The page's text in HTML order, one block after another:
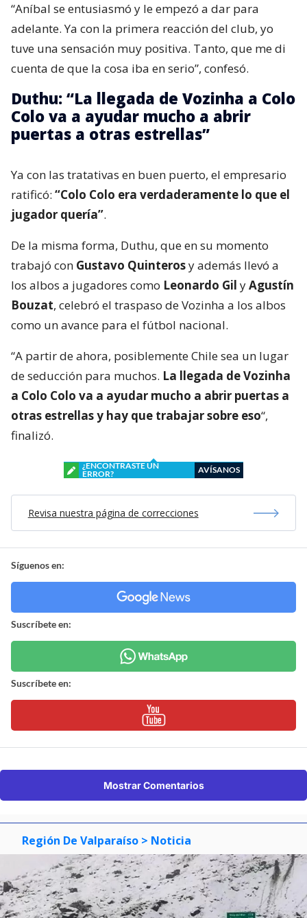
“Aníbal se entusiasmó y le empezó a dar para
adelante. Ya con la primera reacción del club, yo
tuve una sensación muy positiva. Tanto, que me di
cuenta de que la cosa iba en serio”, confesó.
Duthu: “La llegada de Vozinha a Colo
Colo va a ayudar mucho a abrir
puertas a otras estrellas”
Ya con las tratativas en buen puerto, el empresario
ratificó: “Colo Colo era verdaderamente lo que el
jugador quería”.
De la misma forma, Duthu, que en su momento
trabajó con Gustavo Quinterosy además llevó a
los albos a jugadores como Leonardo Gil yAgustín
Bouzat, celebró el traspaso de Vozinha a los albos
como un avance para el fútbol nacional.
“A partir de ahora, posiblemente Chile sea un lugar
de seducción para muchos. La llegada de Vozinha
a Colo Colo va a ayudar mucho a abrir puertas a
otras estrellas y hay que trabajar sobre eso“,
finalizó.
¿ENCONTRASTE UN
ERROR?
AVÍSANOS
Revisa nuestra página de correcciones
Síguenos en:
Suscríbete en:
Suscríbete en:
Mostrar Comentarios
Región De Valparaíso > Noticia